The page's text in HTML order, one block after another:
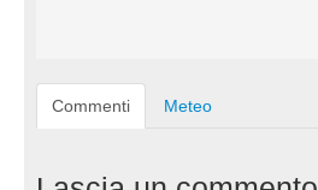
Commenti Meteo